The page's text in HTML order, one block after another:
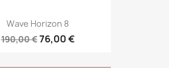
Wave Horizon 8
190,00 €76,00 €